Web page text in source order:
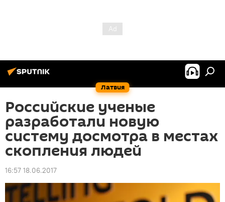
Латвия
Российские ученые
разработали новую
систему досмотра в местах
скопления людей
16:57 18.06.2017